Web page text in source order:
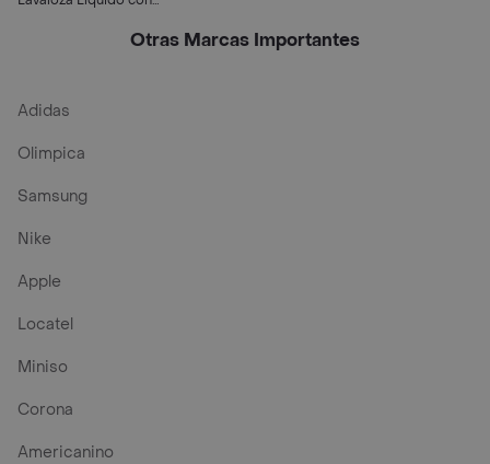
Otras Marcas Importantes
Adidas
Olimpica
Samsung
Nike
Apple
Locatel
Miniso
Corona
Americanino